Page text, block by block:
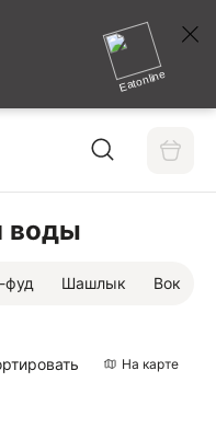
Eatonline
воды
фуд Шашлык Вок
На карте